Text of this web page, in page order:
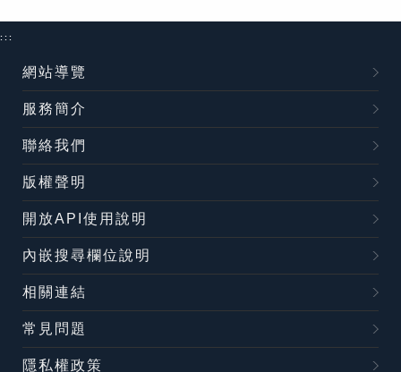
:::
網站導覽
服務簡介
聯絡我們
版權聲明
開放API使用說明
內嵌搜尋欄位說明
相關連結
常見問題
隱私權政策